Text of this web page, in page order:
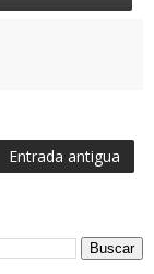
Entrada antigua